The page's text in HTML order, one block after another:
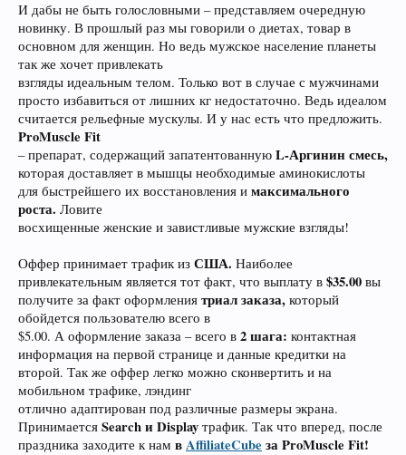
И дабы не быть голословными – представляем очередную
новинку. В прошлый раз мы говорили о диетах, товар в
основном для женщин. Но ведь мужское население планеты
так же хочет привлекать
взгляды идеальным телом. Только вот в случае с мужчинами
просто избавиться от лишних кг недостаточно. Ведь идеалом
считается рельефные мускулы. И у нас есть что предложить.
ProMuscle Fit
– препарат, содержащий запатентованную L-Аргинин смесь,
которая доставляет в мышцы необходимые аминокислоты
для быстрейшего их восстановления и максимального
роста. Ловите
восхищенные женские и завистливые мужские взгляды!
Оффер принимает трафик из США. Наиболее
привлекательным является тот факт, что выплату в $35.00 вы
получите за факт оформления триал заказа, который
обойдется пользователю всего в
$5.00. А оформление заказа – всего в 2 шага: контактная
информация на первой странице и данные кредитки на
второй. Так же оффер легко можно сконвертить и на
мобильном трафике, лэндинг
отлично адаптирован под различные размеры экрана.
Принимается Search и Display трафик. Так что вперед, после
праздника заходите к нам вAffiliateCube за ProMuscle Fit!